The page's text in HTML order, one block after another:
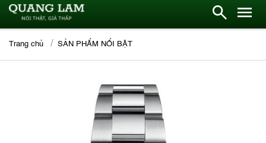
Trang chủ SẢN PHẨM NỔI BẬT